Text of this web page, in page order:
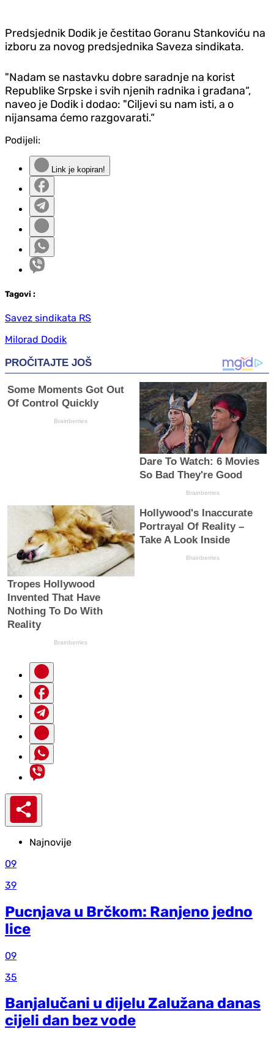
Predsjednik Dodik je čestitao Goranu Stankoviću na
izboru za novog predsjednika Saveza sindikata.
"Nadam se nastavku dobre saradnje na korist
Republike Srpske i svih njenih radnika i građana“,
naveo je Dodik i dodao: "Ciljevi su nam isti, a o
nijansama ćemo razgovarati.“
Podijeli:
Link je kopiran!
Tagovi :
Savez sindikata RS
Milorad Dodik
Najnovije
09
39
Pucnjava u Brčkom: Ranjeno jedno
lice
09
35
Banjalučani u dijelu Zalužana danas
cijeli dan bez vode